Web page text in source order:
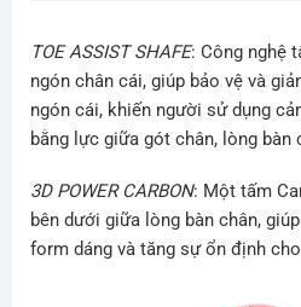
TOE ASSIST SHAFE: Công nghệ
ngón chân cái, giúp bảo vệ và
ngón cái, khiến người sử dụng
bằng lực giữa gót chân, lòng bàn
3D POWER CARBON: Một tấm
bên dưới giữa lòng bàn chân,
form dáng và tăng sự ổn định